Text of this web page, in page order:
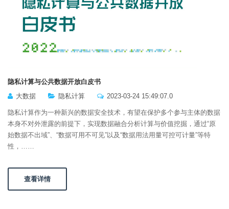
隐私计算与公共数据开放白皮书
大数据
隐私计算 2023-03-24 15:49:07.0
隐私计算作为一种新兴的数据安全技术，有望在保护多个参与主体的数据
本身不对外泄露的前提下，实现数据融合分析计算与价值挖掘，通过“原
始数据不出域”、“数据可用不可见”以及“数据用法用量可控可计量”等特
性，……
查看详情